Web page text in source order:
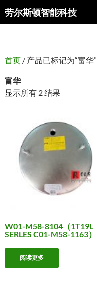
劳尔斯顿智能科技
搜
索
首页 / 产品已标记为“富华”
富华
显示所有 2 结果
W01-M58-8104（1T19L
SERLES C01-M58-1163）
阅读更多